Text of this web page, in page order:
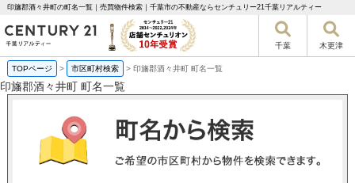
印旛郡酒々井町の町名一覧｜売買物件検索｜千葉市の不動産ならセンチュリー21千葉リアルティー
千葉 木更津
TOPページ > 市区町村検索 > 印旛郡酒々井町 町名一覧
印旛郡酒々井町 町名一覧